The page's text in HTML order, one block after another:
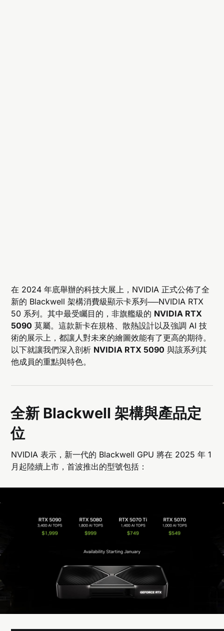
在 2024 年底舉辦的科技大展上，NVIDIA 正式公佈了全
新的 Blackwell 架構消費級顯示卡系列──NVIDIA RTX
50 系列。其中最受矚目的，非旗艦級的 NVIDIA RTX
5090 莫屬。這款新卡在規格、散熱設計以及強調 AI 技
術的展示上，都讓人對未來的繪圖效能有了更高的期待。
以下就讓我們深入剖析 NVIDIA RTX 5090 與該系列其
他成員的重點與特色。
全新 Blackwell 架構與產品定
位
NVIDIA 表示，新一代的 Blackwell GPU 將在 2025 年 1
月起陸續上市，首波推出的型號包括：